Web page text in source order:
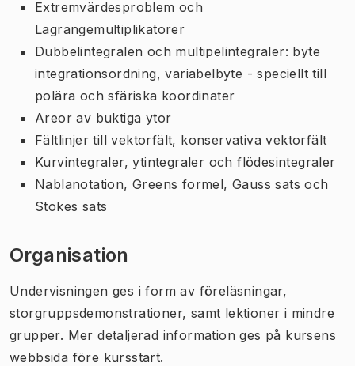
Extremvärdesproblem och
Lagrangemultiplikatorer
Dubbelintegralen och multipelintegraler: byte
integrationsordning, variabelbyte - speciellt till
polära och sfäriska koordinater
Areor av buktiga ytor
Fältlinjer till vektorfält, konservativa vektorfält
Kurvintegraler, ytintegraler och flödesintegraler
Nablanotation, Greens formel, Gauss sats och
Stokes sats
Organisation
Undervisningen ges i form av föreläsningar,
storgruppsdemonstrationer, samt lektioner i mindre
grupper. Mer detaljerad information ges på kursens
webbsida före kursstart.